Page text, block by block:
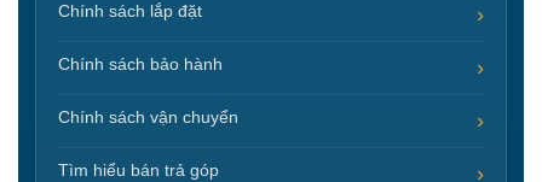
Chính sách lắp đặt
Chính sách bảo hành
Chính sách vận chuyển
Tìm hiểu bán trả góp